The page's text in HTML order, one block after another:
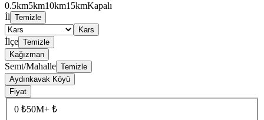
0.5km5km10km15kmKapalı
İl Temizle
Kars
İlçe Temizle
Kağızman
Semt/Mahalle Temizle
Aydınkavak Köyü
Fiyat
0 ₺50M+ ₺